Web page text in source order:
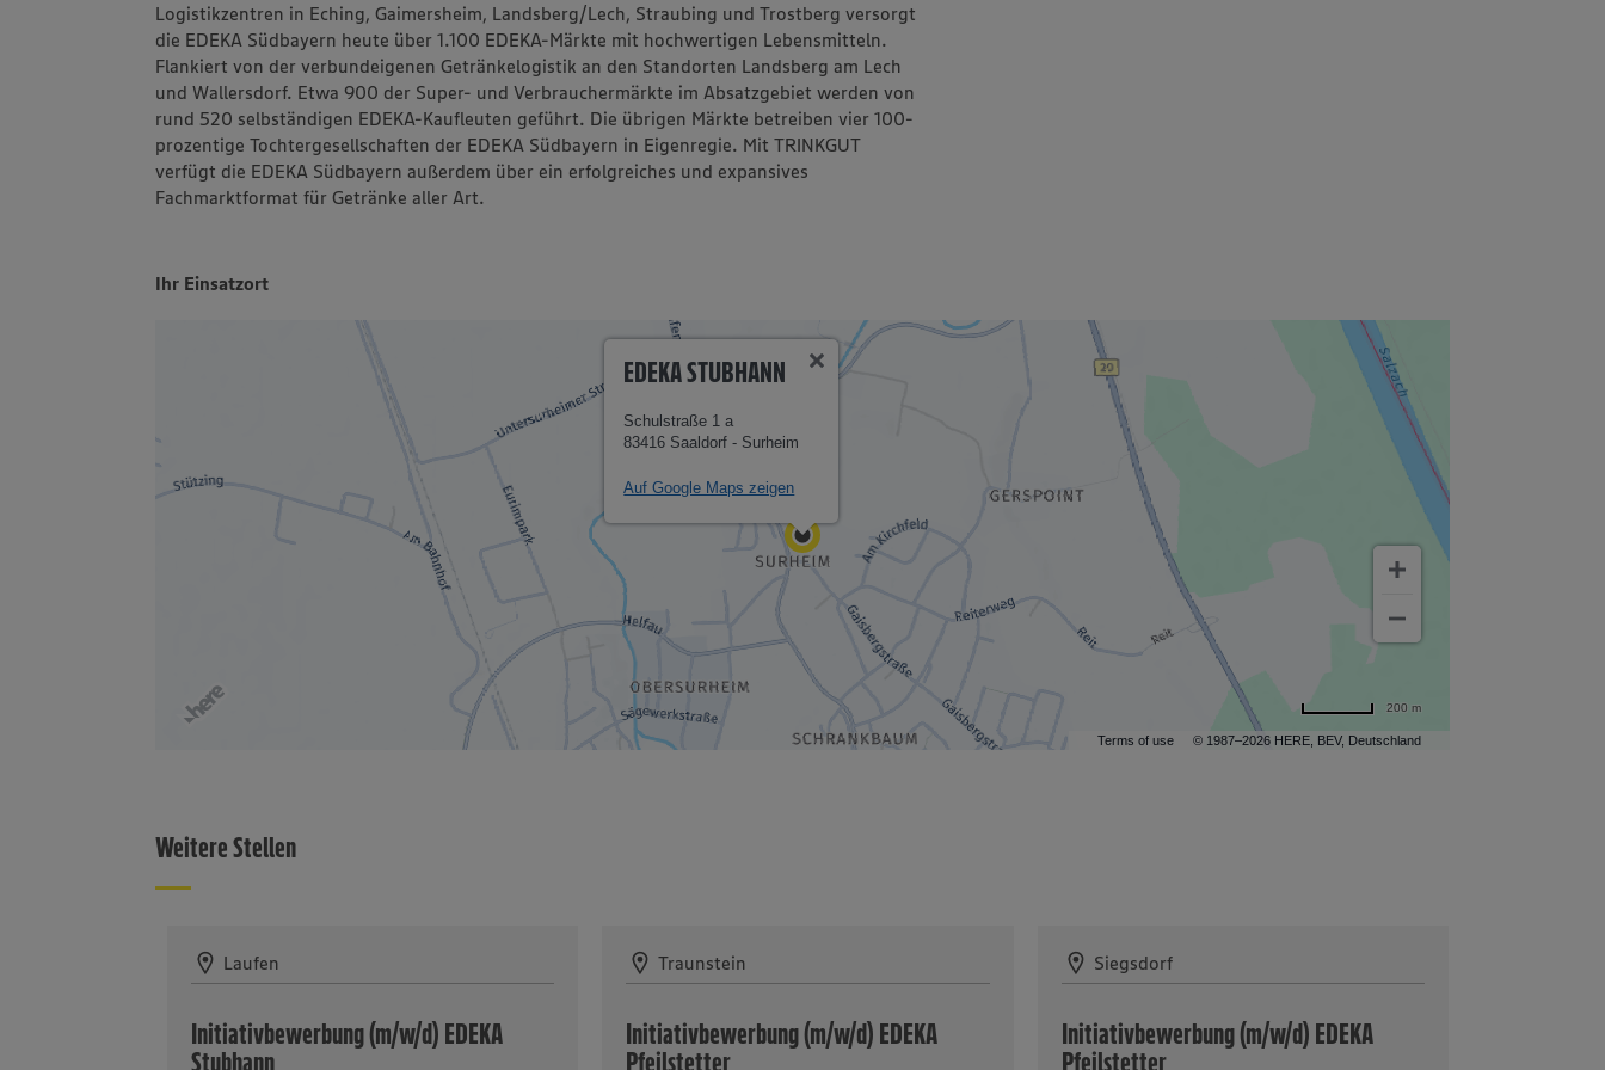
Logistikzentren in Eching, Gaimersheim, Landsberg/Lech, Straubing und Trostberg versorgt
die EDEKA Südbayern heute über 1.100 EDEKA-Märkte mit hochwertigen Lebensmitteln.
Flankiert von der verbundeigenen Getränkelogistik an den Standorten Landsberg am Lech
und Wallersdorf. Etwa 900 der Super- und Verbrauchermärkte im Absatzgebiet werden von
rund 520 selbständigen EDEKA-Kaufleuten geführt. Die übrigen Märkte betreiben vier 100-
prozentige Tochtergesellschaften der EDEKA Südbayern in Eigenregie. Mit TRINKGUT
verfügt die EDEKA Südbayern außerdem über ein erfolgreiches und expansives
Fachmarktformat für Getränke aller Art.
Ihr Einsatzort
Terms of use © 1987–2026 HERE, BEV, Deutschland
EDEKA STUBHANN
Schulstraße 1 a
83416 Saaldorf - Surheim
Auf Google Maps zeigen
200 m
Weitere Stellen
Laufen
Initiativbewerbung (m/w/d) EDEKA
Stubhann
Traunstein
Initiativbewerbung (m/w/d) EDEKA
Pfeilstetter
Siegsdorf
Initiativbewerbung (m/w/d) EDEKA
Pfeilstetter